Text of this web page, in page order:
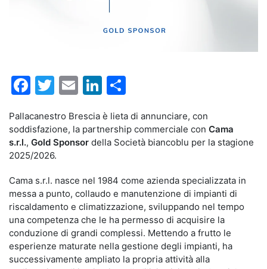
Facebook
Twitter
EmailLinkedIn
Pallacanestro Brescia è lieta di annunciare, con
soddisfazione, la partnership commerciale con Cama
s.r.l., Gold Sponsor della Società biancoblu per la stagione
2025/2026.
Cama s.r.l. nasce nel 1984 come azienda specializzata in
messa a punto, collaudo e manutenzione di impianti di
riscaldamento e climatizzazione, sviluppando nel tempo
una competenza che le ha permesso di acquisire la
conduzione di grandi complessi. Mettendo a frutto le
esperienze maturate nella gestione degli impianti, ha
successivamente ampliato la propria attività alla